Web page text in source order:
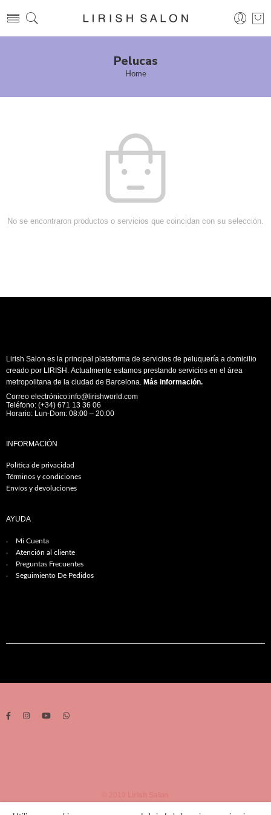
Pelucas
Home
No se encontraron productos o servicios que coincidan con su selección.
Lirish Salon es la principal plataforma de servicios de peluquería a domicilio
creado por LIRISH. Actualmente estamos prestando servicios en el área
metropolitana de la ciudad de Barcelona. Más información.
Correo electrónico:info@lirishworld.com
Teléfono: (+34) 671 13 36 06
Horario: Lun-Dom: 08:00 – 20:00
INFORMACIÓN
Política de privacidad
Términos y condiciones
Envíos y devoluciones
AYUDA
Mi Cuenta
Atención al cliente
Preguntas Frecuentes
Seguimiento De Pedidos